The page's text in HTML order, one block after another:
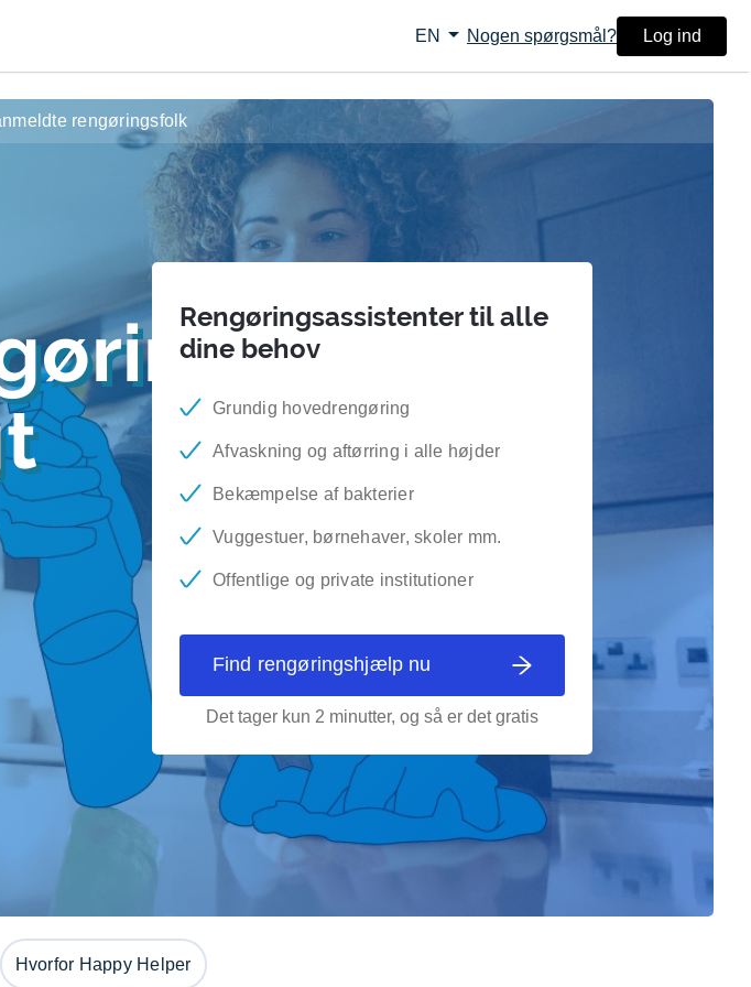
EN arrow_drop_down Nogen spørgsmål? Log ind
Rengøringsassistenter til alle
dine behov
Grundig hovedrengøring
Afvaskning og aftørring i alle højder
Bekæmpelse af bakterier
Vuggestuer, børnehaver, skoler mm.
Offentlige og private institutioner
Find rengøringshjælp nu
Det tager kun 2 minutter, og så er det gratis
rengøringsfolk
Hvorfor Happy Helper